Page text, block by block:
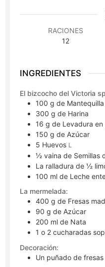
RACIONES
12
INGREDIENTES
El bizcocho del Victoria
100 g de
300 g de Harina
16 g de Levadura en
150 g de Azúcar
5 Huevos L
½ vaina de Semillas
La ralladura de ½
100 ml de Leche
La mermelada:
400 g de Fresas
90 g de Azúcar
200 ml de Nata
1 o 2 cucharadas
Decoración:
Un puñado de fresas